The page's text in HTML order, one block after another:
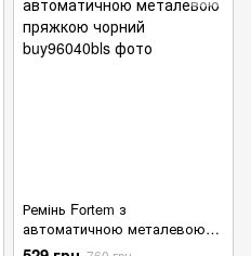
Ремінь Fortem з
автоматичною металевою
пряжкою чорний